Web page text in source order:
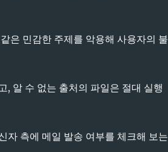
은 민감한 주제를 악용해 사용자의 불
, 알 수 없는 출처의 파일은 절대 실행
자 측에 메일 발송 여부를 체크해 보는